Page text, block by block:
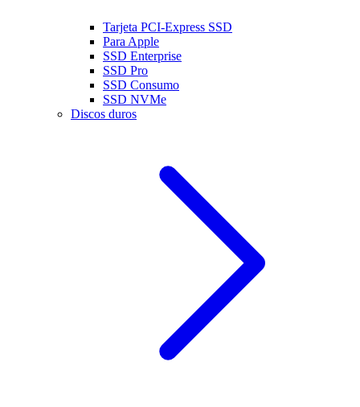
Tarjeta PCI-Express SSD
Para Apple
SSD Enterprise
SSD Pro
SSD Consumo
SSD NVMe
Discos duros